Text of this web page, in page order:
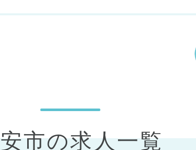
浦安市の求人一覧